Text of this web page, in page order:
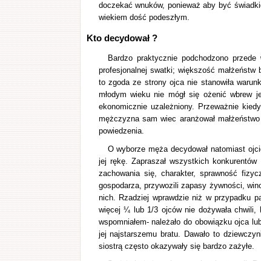
doczekać wnuków, ponieważ aby być
wiekiem dość podeszłym.
Kto decydował ?
Bardzo praktycznie podchodzono
profesjonalnej swatki; większość
to zgoda ze strony ojca nie stanowiła
młodym wieku nie mógł się ożenić wbrew
ekonomicznie uzależniony. Przeważnie
mężczyzna sam wiec aranżował
powiedzenia.
O wyborze męża decydował natomiast
jej rękę. Zapraszał wszystkich
zachowania się, charakter, sprawność
gospodarza, przywozili zapasy żywności,
nich. Rzadziej wprawdzie niż w przypadku
więcej ¼ lub 1/3 ojców nie dożywała
wspomniałem- należało do obowiązku ojca
jej najstarszemu bratu. Dawało to
siostrą często okazywały się bardzo zażyłe.